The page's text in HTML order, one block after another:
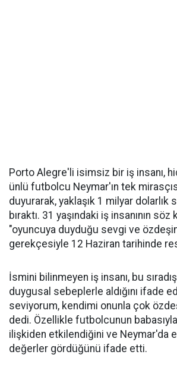
Porto Alegre'li isimsiz bir iş insanı,
ünlü futbolcu Neymar'ın tek
duyurarak, yaklaşık 1 milyar dolarlık
bıraktı. 31 yaşındaki iş insanının söz
"oyuncuya duyduğu sevgi ve
gerekçesiyle 12 Haziran tarihinde
İsmini bilinmeyen iş insanı, bu
duygusal sebeplerle aldığını ifade
seviyorum, kendimi onunla çok
dedi. Özellikle futbolcunun
ilişkiden etkilendiğini ve Neymar'da
değerler gördüğünü ifade etti.